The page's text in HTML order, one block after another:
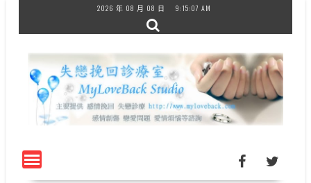
content
2026 年 08 月 08 日 9:15:07 AM